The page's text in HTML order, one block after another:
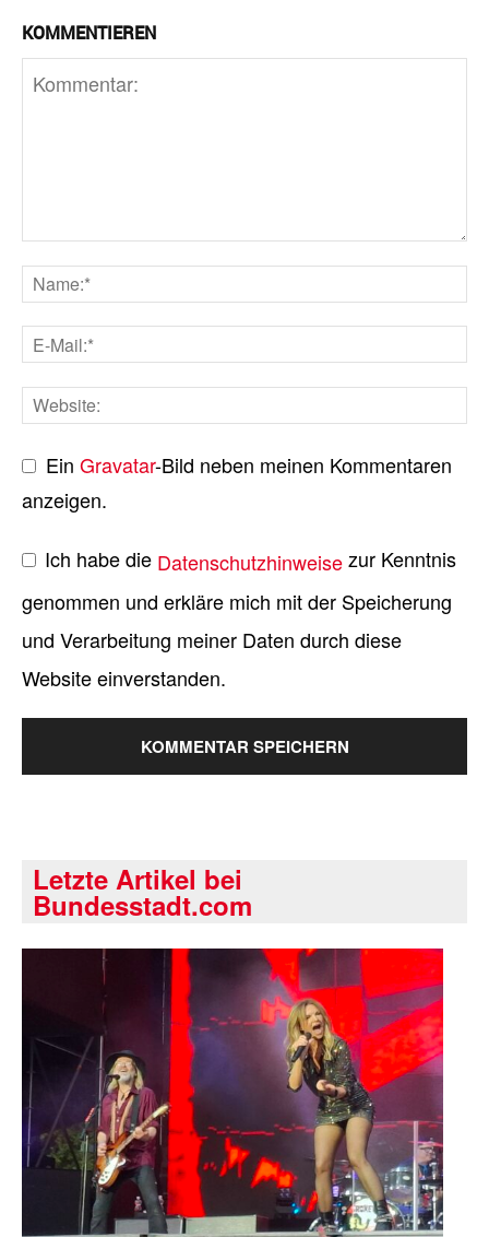
KOMMENTIEREN
EinGravatar-Bild neben meinen Kommentaren
anzeigen.
Ich habe die Datenschutzhinweisezur Kenntnis
genommen und erkläre mich mit der Speicherung
und Verarbeitung meiner Daten durch diese
Website einverstanden.
Letzte Artikel bei
Bundesstadt.com